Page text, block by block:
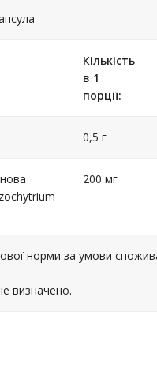
Кількість
в 1
порції:
0,5 г
200 мг
норми за умови
визначено.